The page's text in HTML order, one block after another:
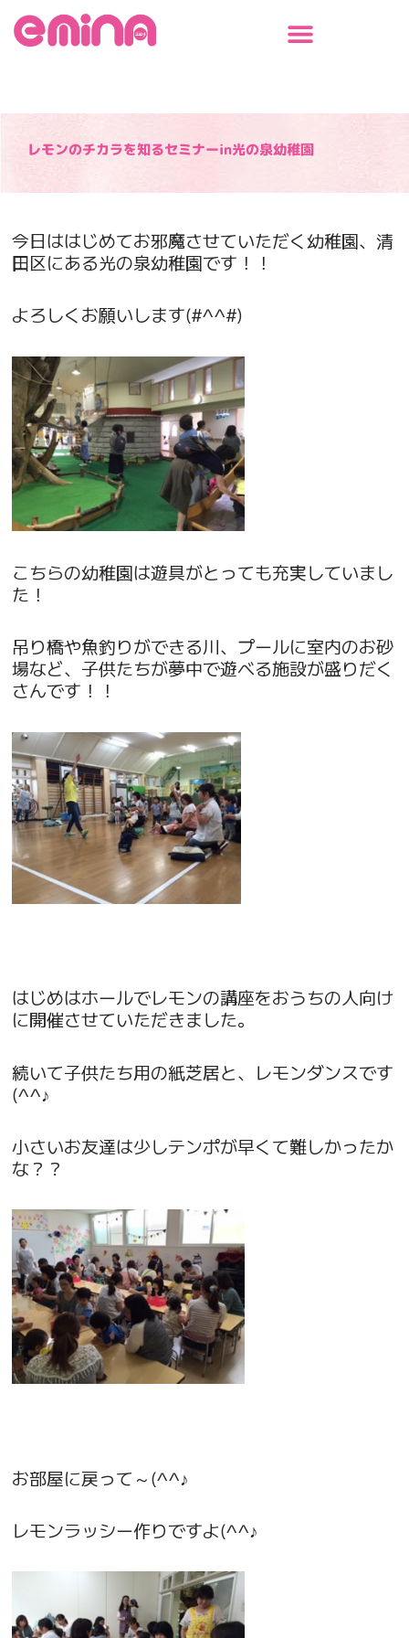
レモンのチカラを知るセミナーin光の泉幼稚園
今日ははじめてお邪魔させていただく幼稚園、清
田区にある光の泉幼稚園です！！
よろしくお願いします(#^^#)
こちらの幼稚園は遊具がとっても充実していまし
た！
吊り橋や魚釣りができる川、プールに室内のお砂
場など、子供たちが夢中で遊べる施設が盛りだく
さんです！！
はじめはホールでレモンの講座をおうちの人向け
に開催させていただきました。
続いて子供たち用の紙芝居と、レモンダンスです
(^^♪
小さいお友達は少しテンポが早くて難しかったか
な？？
お部屋に戻って～(^^♪
レモンラッシー作りですよ(^^♪